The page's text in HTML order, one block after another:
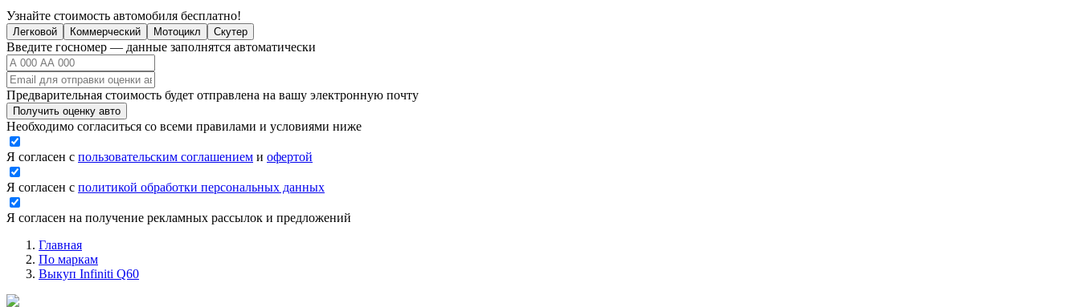
Узнайте стоимость автомобиля бесплатно!
Легковой Коммерческий Мотоцикл Скутер
Введите госномер — данные заполнятся автоматически
Предварительная стоимость будет отправлена на вашу электронную почту
Получить оценку авто
Необходимо согласиться со всеми правилами и условиями ниже
Я согласен с пользовательским соглашением и офертой
Я согласен с политикой обработки персональных данных
Я согласен на получение рекламных рассылок и предложений
Главная
По маркам
Выкуп Infiniti Q60